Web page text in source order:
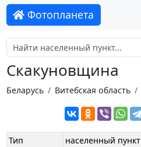
Фотопланета
Скакуновщина
Беларусь Витебская область
Тип
населенный пункт